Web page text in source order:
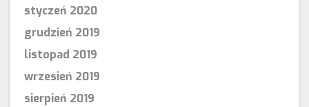
styczeń 2020
grudzień 2019
listopad 2019
wrzesień 2019
sierpień 2019